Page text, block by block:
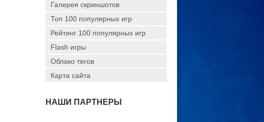
Галерея скриншотов
Топ 100 популярных игр
Рейтинг 100 популярных игр
Flash игры
Облако тегов
Карта сайта
НАШИ ПАРТНЕРЫ